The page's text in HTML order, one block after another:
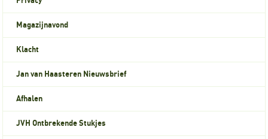
Magazijnavond
Klacht
Jan van Haasteren Nieuwsbrief
Afhalen
JVH Ontbrekende Stukjes